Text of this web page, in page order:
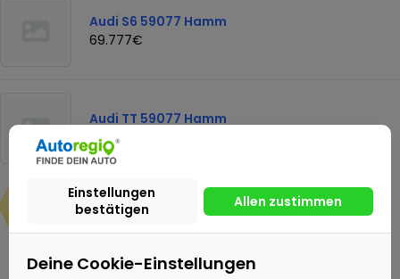
Deine Cookie-Einstellungen
Audi S6 59077 Hamm
69.777€
Audi TT 59077 Hamm
27.444€
14.444€